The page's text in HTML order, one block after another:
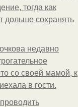
тогда как
дольше сохранять
недавно
со своей мамой, к
в гости.